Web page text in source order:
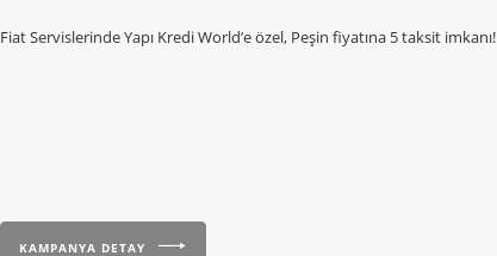
Fiat Servislerinde Yapı Kredi World’e özel, Peşin fiyatına 5 taksit imkanı!
KAMPANYA DETAY